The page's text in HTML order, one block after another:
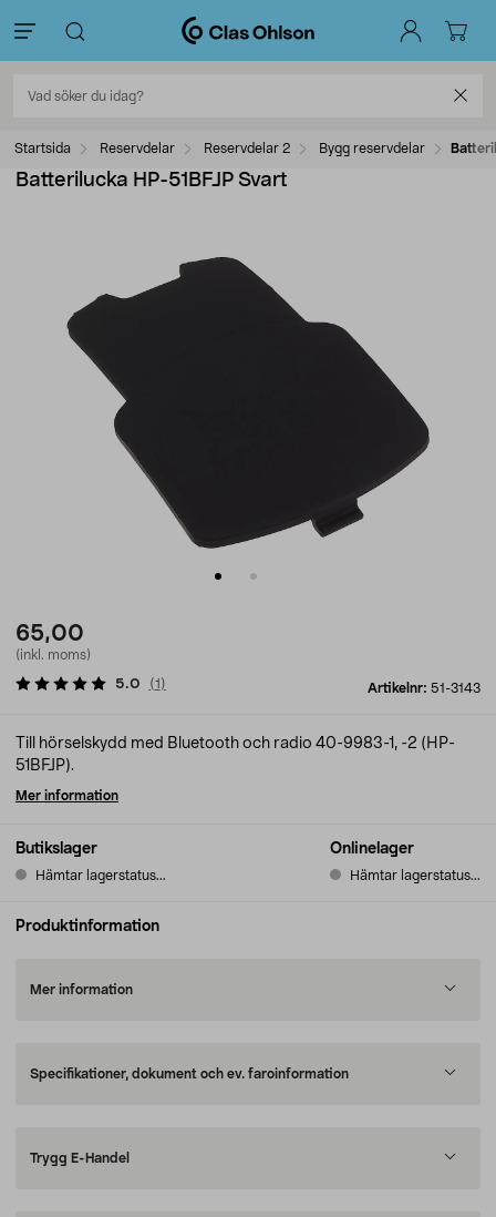
Startsida Reservdelar Reservdelar 2 Bygg reservdelar
Batterilucka HP-51BFJP Svart
65,00
(inkl. moms)
Artikelnr: 51-3143
5.0 (1 )
Butikslager
Hämtar lagerstatus...
Onlinelager
Hämtar lagerstatus...
Till hörselskydd med Bluetooth och radio 40-9983-1, -2 (HP-
51BFJP).
Mer information
Produktinformation
Mer information
Specifikationer, dokument och ev. faroinformation
Trygg E-Handel